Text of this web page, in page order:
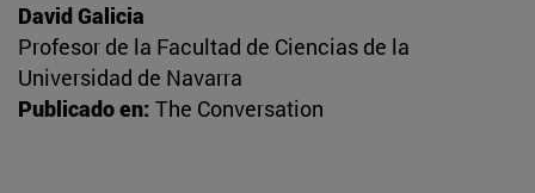
David Galicia
Profesor de la Facultad de Ciencias de la
Universidad de Navarra
Publicado en: The Conversation